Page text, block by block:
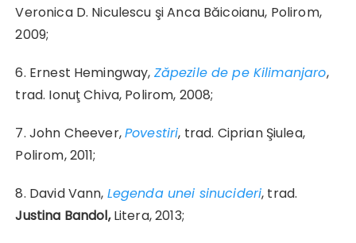
Veronica D. Niculescu şi Anca Băicoianu, Polirom,
2009;
6. Ernest Hemingway, Zăpezile de pe Kilimanjaro,
trad. Ionuţ Chiva, Polirom, 2008;
7. John Cheever,Povestiri, trad. Ciprian Şiulea,
Polirom, 2011;
8. David Vann, Legenda unei sinucideri, trad.
Justina Bandol,Litera, 2013;